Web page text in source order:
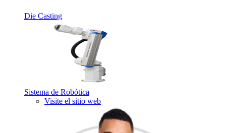
Die Casting
Sistema de Robótica
Visite el sitio web